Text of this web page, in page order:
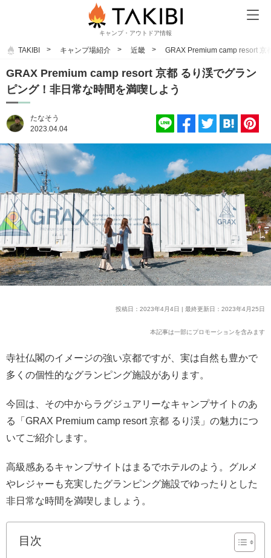
キャンプ・アウトドア情報
TAKIBI キャンプ場紹介 近畿 GRAX Premium camp resort 京
GRAX Premium camp resort 京都 るり渓でグラン
ピング！非日常な時間を満喫しよう
たなそう
2023.04.04
投稿日：2023年4月4日 | 最終更新日：2023年4月25日
本記事は一部にプロモーションを含みます
寺社仏閣のイメージの強い京都ですが、実は自然も豊かで
多くの個性的なグランピング施設があります。
今回は、その中からラグジュアリーなキャンプサイトのあ
る「GRAX Premium camp resort 京都 るり渓」の魅力につ
いてご紹介します。
高級感あるキャンプサイトはまるでホテルのよう。グルメ
やレジャーも充実したグランピング施設でゆったりとした
非日常な時間を満喫しましょう。
目次